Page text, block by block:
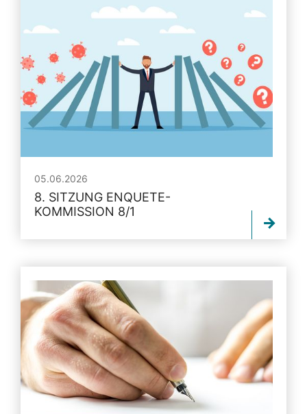
05.06.2026
8. SITZUNG ENQUETE-
KOMMISSION 8/1